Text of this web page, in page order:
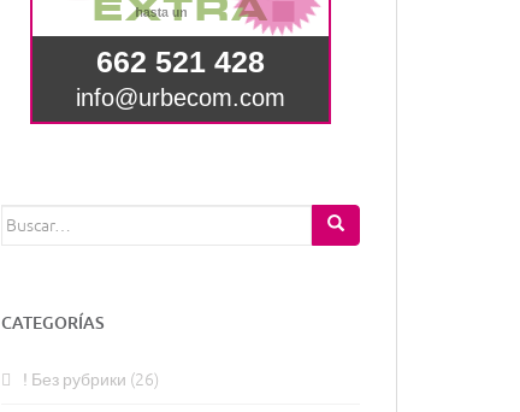
Buscar:
CATEGORÍAS
! Без рубрики (26)